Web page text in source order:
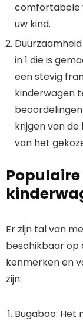
comfortabele
uw kind.
in 1 die is
een stevig
kinderwagen
krijgen van
van het
Er zijn tal van
beschikbaar op
kenmerken en
zijn:
Bugaboo: Het